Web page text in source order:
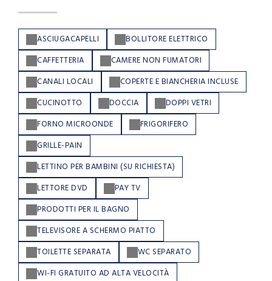
ASCIUGACAPELLI
BOLLITORE ELETTRICO
CAFFETTERIA
CAMERE NON FUMATORI
CANALI LOCALI
COPERTE E BIANCHERIA INCLUSE
CUCINOTTO
DOCCIA
DOPPI VETRI
FORNO MICROONDE
FRIGORIFERO
GRILLE-PAIN
LETTINO PER BAMBINI (SU RICHIESTA)
LETTORE DVD
PAY TV
PRODOTTI PER IL BAGNO
TELEVISORE A SCHERMO PIATTO
TOILETTE SEPARATA
WC SEPARATO
WI-FI GRATUITO AD ALTA VELOCITÀ